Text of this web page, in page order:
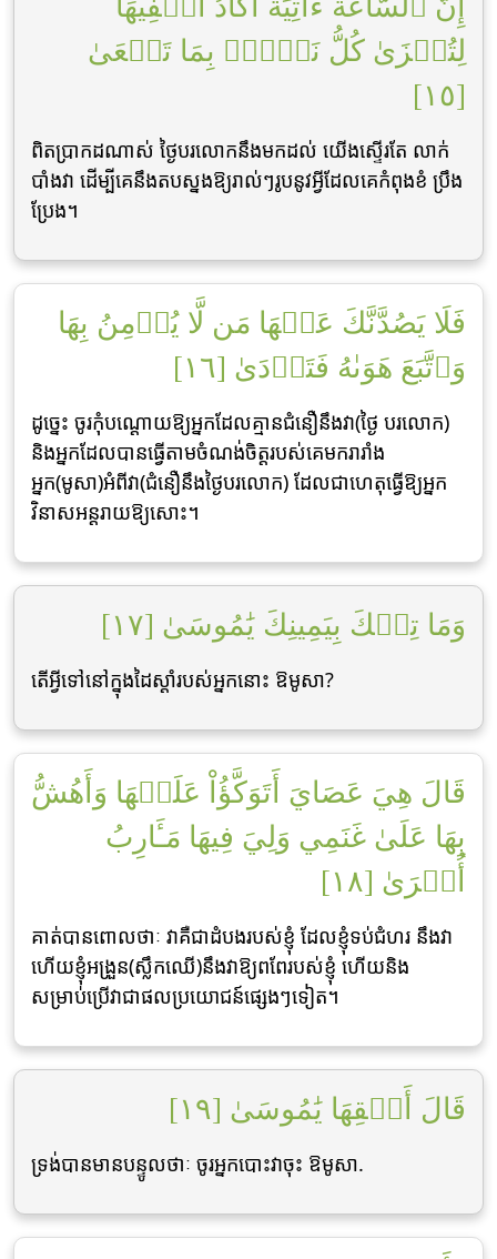
إِنَّ ٱلسَّاعَةَ ءَاتِيَةٌ أَكَادُ أُخۡفِيهَا
لِتُجۡزَىٰ كُلُّ نَفۡسِۭ بِمَا تَسۡعَىٰ
[١٥]
ពិតប្រាកដណាស់ ថ្ងៃបរលោកនឹងមកដល់ យើងស្ទើរតែ លាក់
បាំងវា ដើម្បីគេនឹងតបស្នងឱ្យរាល់ៗរូបនូវអ្វីដែលគេកំពុងខំ ប្រឹង
ប្រែង។
فَلَا يَصُدَّنَّكَ عَنۡهَا مَن لَّا يُؤۡمِنُ بِهَا
وَٱتَّبَعَ هَوَىٰهُ فَتَرۡدَىٰ [١٦]
ដូចេ្នះ ចូរកុំបណ្ដោយឱ្យអ្នកដែលគ្មានជំនឿនឹងវា(ថ្ងៃ បរលោក)
និងអ្នកដែលបានធ្វើតាមចំណង់ចិត្ដរបស់គេមករារាំង
អ្នក(មូសា)អំពីវា(ជំនឿនឹងថ្ងៃបរលោក) ដែលជាហេតុធ្វើឱ្យអ្នក
វិនាសអន្ដរាយឱ្យសោះ។
وَمَا تِلۡكَ بِيَمِينِكَ يَٰمُوسَىٰ [١٧]
តើអ្វីទៅនៅក្នុងដៃស្ដាំរបស់អ្នកនោះ ឱមូសា?
قَالَ هِيَ عَصَايَ أَتَوَكَّؤُاْ عَلَيۡهَا وَأَهُشُّ
بِهَا عَلَىٰ غَنَمِي وَلِيَ فِيهَا مَـَٔارِبُ
أُخۡرَىٰ [١٨]
គាត់បានពោលថាៈ វាគឺជាដំបងរបស់ខ្ញុំ ដែលខ្ញុំទប់ជំហរ នឹងវា
ហើយខ្ញុំអង្រួន(ស្លឹកឈើ)នឹងវាឱ្យពពែរបស់ខ្ញុំ ហើយនិង
សម្រាប់ប្រើវាជាផលប្រយោជន៍ផេ្សងៗទៀត។
قَالَ أَلۡقِهَا يَٰمُوسَىٰ [١٩]
ទ្រង់បានមានបន្ទូលថាៈ ចូរអ្នកបោះវាចុះ ឱមូសា.